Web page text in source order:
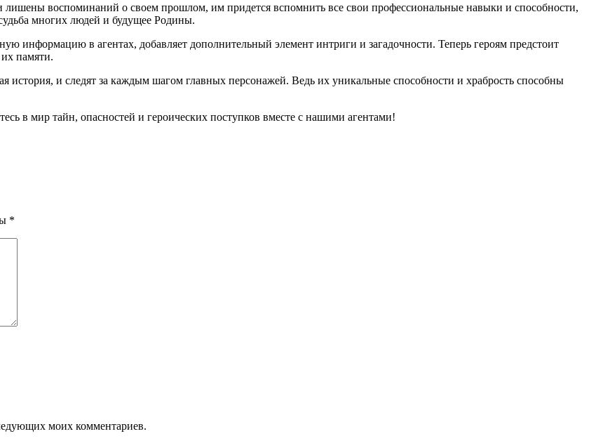
лишены воспоминаний о своем прошлом, им придется вспомнить все свои профессиональные навыки и способности,
многих людей и будущее Родины.
информацию в агентах, добавляет дополнительный элемент интриги и загадочности. Теперь героям предстоит
памяти.
история, и следят за каждым шагом главных персонажей. Ведь их уникальные способности и храбрость способны
в мир тайн, опасностей и героических поступков вместе с нашими агентами!
*
моих комментариев.